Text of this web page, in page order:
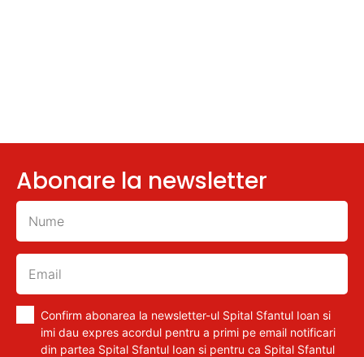
Abonare la newsletter
Confirm abonarea la newsletter-ul Spital Sfantul Ioan si
imi dau expres acordul pentru a primi pe email notificari
din partea Spital Sfantul Ioan si pentru ca Spital Sfantul